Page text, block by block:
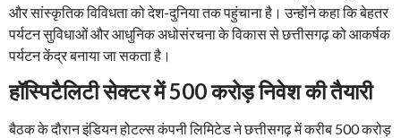
और सांस्कृतिक विविधता को देश-दुनिया तक पहुंचाना है। उन्होंने कहा कि बेहतर
पर्यटन सुविधाओं और आधुनिक अधोसंरचना के विकास से छत्तीसगढ़ को आकर्षक
पर्यटन केंद्र बनाया जा सकता है।
हॉस्पिटैलिटी सेक्टर में 500 करोड़ निवेश की तैयारी
बैठक के दौरान इंडियन होटल्स कंपनी लिमिटेड ने छत्तीसगढ़ में करीब 500 करोड़